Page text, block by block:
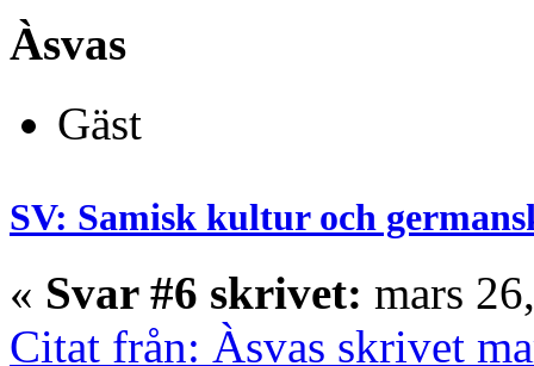
Àsvas
Gäst
SV: Samisk kultur och
« Svar #6 skrivet: mars
Citat från: Àsvas skrivet